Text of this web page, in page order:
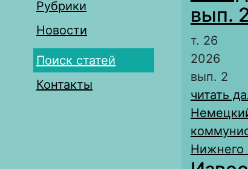
Рубрики
Новости
Поиск статей
Контакты
вып.
т. 26
2026
вып. 2
читать
Нижнего